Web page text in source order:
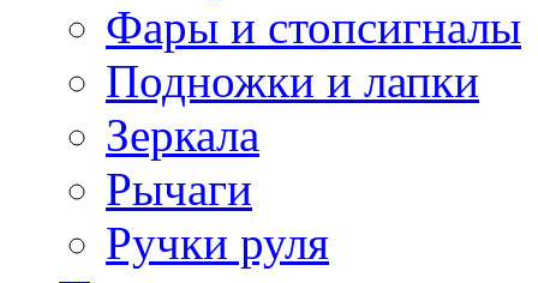
Фары и стопсигналы
Подножки и лапки
Зеркала
Рычаги
Ручки руля